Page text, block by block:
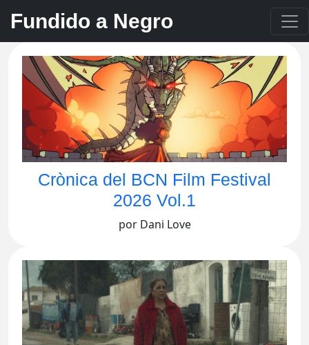
Fundido a Negro
Crònica del BCN Film Festival
2026 Vol.1
por Dani Love